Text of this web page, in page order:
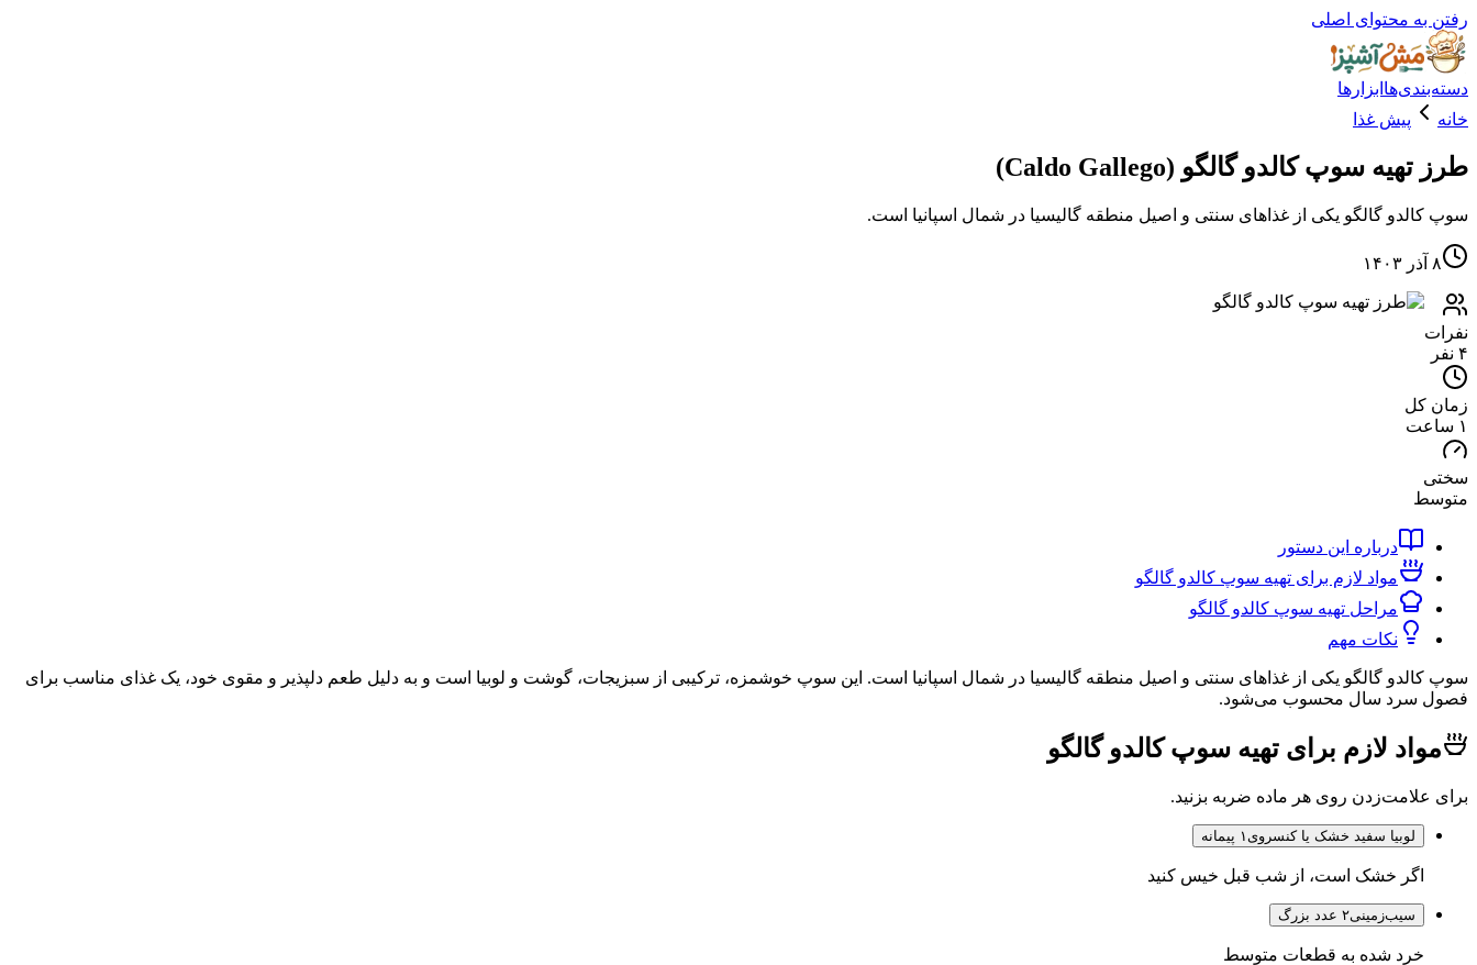
رفتن به محتوای اصلی
دسته‌بندی‌ها ابزارها
خانه
پیش غذا
طرز تهیه سوپ کالدو گالگو (Caldo Gallego)
سوپ کالدو گالگو یکی از غذاهای سنتی و اصیل منطقه گالیسیا در شمال اسپانیا است.
۸ آذر ۱۴۰۳
نفرات
۴ نفر
زمان کل
۱ ساعت
سختی
متوسط
درباره این دستور
مواد لازم برای تهیه سوپ کالدو گالگو
مراحل تهیه سوپ کالدو گالگو
نکات مهم
سوپ کالدو گالگو یکی از غذاهای سنتی و اصیل منطقه گالیسیا در شمال اسپانیا است. این سوپ خوشمزه، ترکیبی از سبزیجات، گوشت و لوبیا است و به دلیل طعم دلپذیر و مقوی خود، یک غذای مناسب برای
فصول سرد سال محسوب می‌شود.
مواد لازم برای تهیه سوپ کالدو گالگو
برای علامت‌زدن روی هر ماده ضربه بزنید.
لوبیا سفید خشک یا کنسروی ۱ پیمانه
اگر خشک است، از شب قبل خیس کنید
سیب‌زمینی۲ عدد بزرگ
خرد شده به قطعات متوسط